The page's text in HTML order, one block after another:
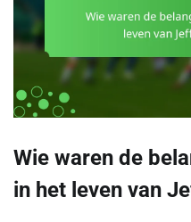
Wie waren de
in het leven van